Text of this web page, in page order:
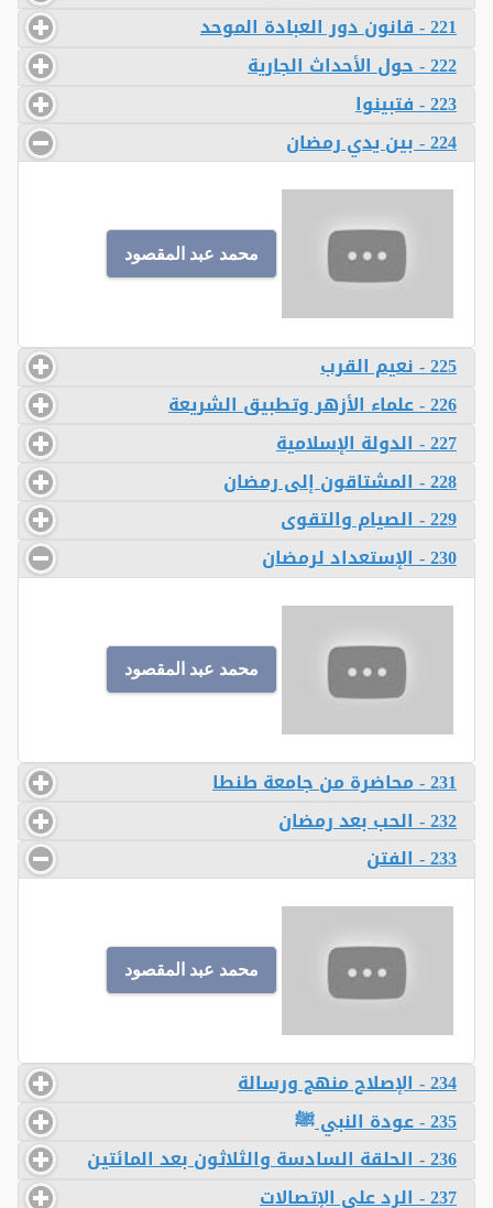
221 - قانون دور العبادة الموحد
222 - حول الأحداث الجارية
223 - فتبينوا
224 - بين يدي رمضان
محمد عبد المقصود
225 - نعيم القرب
226 - علماء الأزهر وتطبيق الشريعة
227 - الدولة الإسلامية
228 - المشتاقون إلى رمضان
229 - الصيام والتقوى
230 - الإستعداد لرمضان
محمد عبد المقصود
231 - محاضرة من جامعة طنطا
232 - الحب بعد رمضان
233 - الفتن
محمد عبد المقصود
234 - الإصلاح منهج ورسالة
235 - عودة النبي ﷺ
236 - الحلقة السادسة والثلاثون بعد المائتين
237 - الرد على الإتصالات